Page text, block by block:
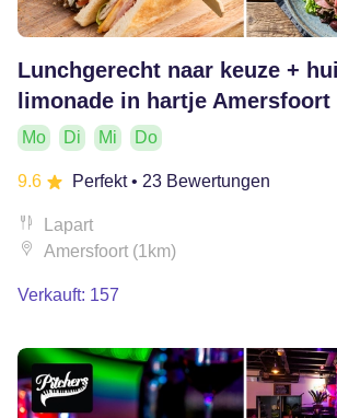
Lunchgerecht naar keuze +
limonade in hartje Amersfoort
Mo Di Mi Do
9.6 Perfekt• 23 Bewertungen
Lapart
Amersfoort (1km)
Verkauft: 157